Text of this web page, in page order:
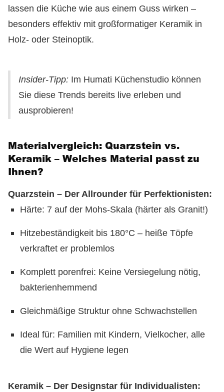
lassen die Küche wie aus einem Guss wirken –
besonders effektiv mit großformatiger Keramik in
Holz- oder Steinoptik.
Insider-Tipp: Im Humati Küchenstudio können
Sie diese Trends bereits live erleben und
ausprobieren!
Materialvergleich: Quarzstein vs.
Keramik – Welches Material passt zu
Ihnen?
Quarzstein – Der Allrounder für Perfektionisten:
Härte: 7 auf der Mohs-Skala (härter als Granit!)
Hitzebeständigkeit bis 180°C – heiße Töpfe
verkraftet er problemlos
Komplett porenfrei: Keine Versiegelung nötig,
bakterienhemmend
Gleichmäßige Struktur ohne Schwachstellen
Ideal für: Familien mit Kindern, Vielkocher, alle
die Wert auf Hygiene legen
Keramik – Der Designstar für Individualisten: